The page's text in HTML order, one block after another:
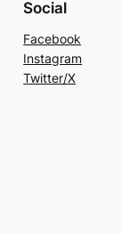
Social
Facebook
Instagram
Twitter/X